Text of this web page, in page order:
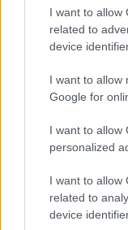
I want to allow
related to
device
I want to allow
Google for
I want to allow
personalized
I want to allow
related to
device
E-mail cím
Feliratkozom a
LEGFRISSEBB